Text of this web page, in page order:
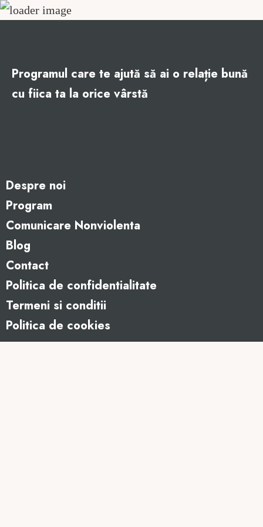
Programul care te ajută să ai o relație bună
cu fiica ta la orice vârstă
Despre noi
Program
Comunicare Nonviolenta
Blog
Contact
Politica de confidentialitate
Termeni si conditii
Politica de cookies